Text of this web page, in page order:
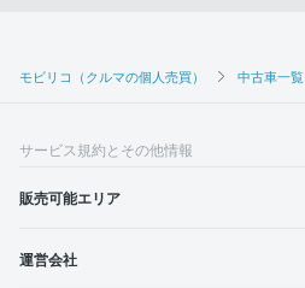
モビリコ（クルマの個人売買） 中古車一覧
サービス規約とその他情報
販売可能エリア
運営会社